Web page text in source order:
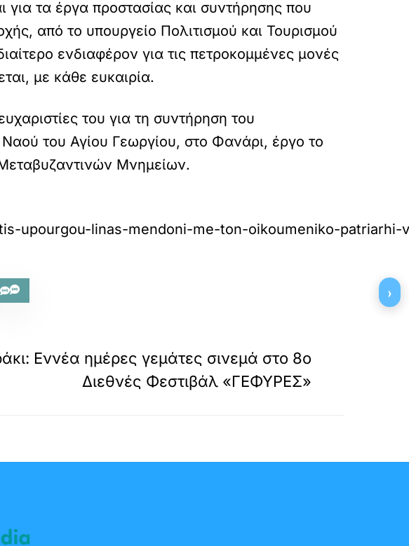
τα έργα προστασίας και συντήρησης που
από το υπουργείο Πολιτισμού και Τουρισμού
ενδιαφέρον για τις πετροκομμένες μονές
με κάθε ευκαιρία.
του για τη συντήρηση του
του Αγίου Γεωργίου, στο Φανάρι, έργο το
Μνημείων.
upourgou-linas-mendoni-me-ton-oikoumeniko-
Εννέα ημέρες γεμάτες σινεμά στο 8ο
Διεθνές Φεστιβάλ «ΓΕΦΥΡΕΣ»
›